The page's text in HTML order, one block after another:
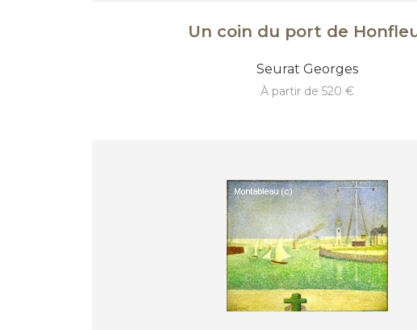
Un coin du port de
Seurat Georges
à partir de 520 €